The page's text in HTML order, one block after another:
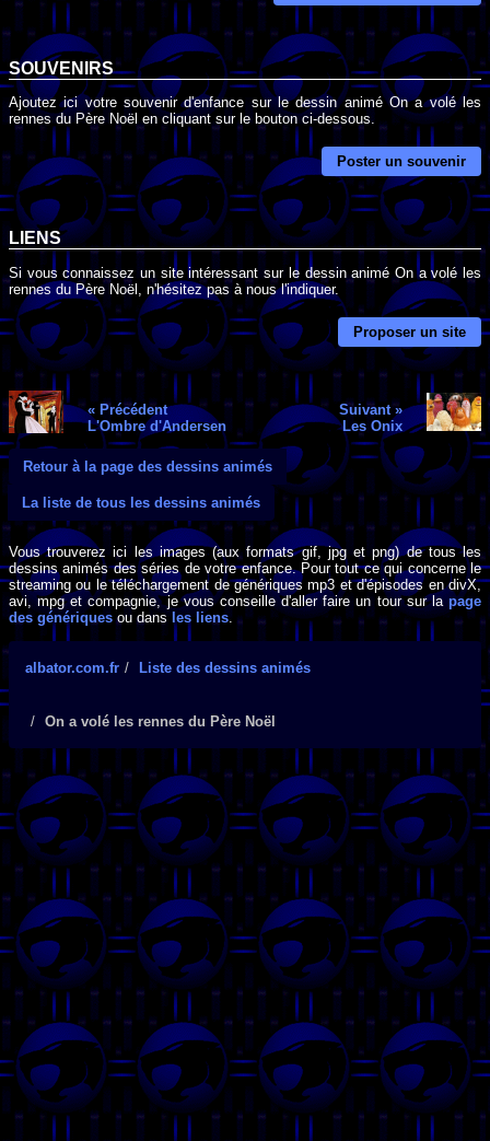
SOUVENIRS
Ajoutez ici votre souvenir d'enfance sur le dessin animé On a volé les
rennes du Père Noël en cliquant sur le bouton ci-dessous.
Poster un souvenir
LIENS
Si vous connaissez un site intéressant sur le dessin animé On a volé les
rennes du Père Noël, n'hésitez pas à nous l'indiquer.
Proposer un site
« Précédent
L'Ombre d'Andersen
Suivant »
Les Onix
Retour à la page des dessins animés
La liste de tous les dessins animés
Vous trouverez ici les images (aux formats gif, jpg et png) de tous les
dessins animés des séries de votre enfance. Pour tout ce qui concerne le
streaming ou le téléchargement de génériques mp3 et d'épisodes en divX,
avi, mpg et compagnie, je vous conseille d'aller faire un tour sur lapage
des génériques ou dans les liens.
albator.com.fr Liste des dessins animés
On a volé les rennes du Père Noël